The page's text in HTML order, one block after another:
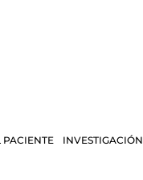
PACIENTE INVESTIGACIÓN